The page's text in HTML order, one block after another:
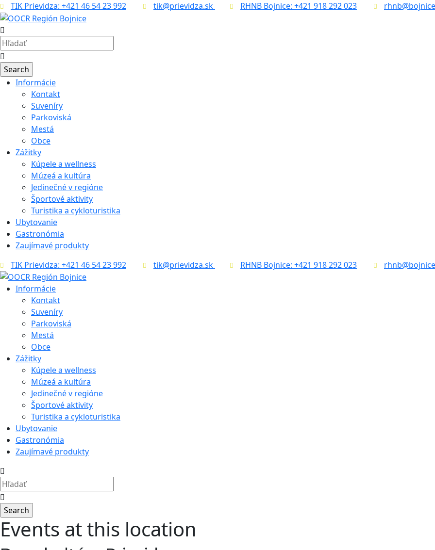
TIK Prievidza: +421 46 54 23 992 tik@prievidza.sk RHNB Bojnice: +421 918 292 023
Informácie
Kontakt
Suveníry
Parkoviská
Mestá
Obce
Zážitky
Kúpele a wellness
Múzeá a kultúra
Jedinečné v regióne
Športové aktivity
Turistika a cykloturistika
Ubytovanie
Gastronómia
Zaujímavé produkty
TIK Prievidza: +421 46 54 23 992
tik@prievidza.sk RHNB Bojnice: +421 918 292 023
Informácie
Kontakt
Suveníry
Parkoviská
Mestá
Obce
Zážitky
Kúpele a wellness
Múzeá a kultúra
Jedinečné v regióne
Športové aktivity
Turistika a cykloturistika
Ubytovanie
Gastronómia
Zaujímavé produkty
Events at this location